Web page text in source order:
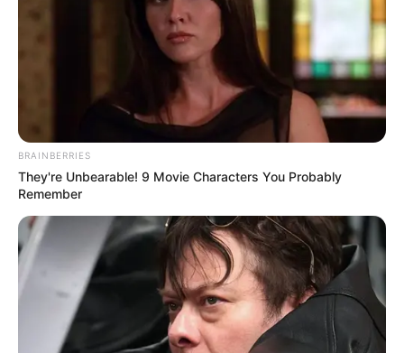
BRAINBERRIES
They're Unbearable! 9 Movie Characters You Probably
Remember